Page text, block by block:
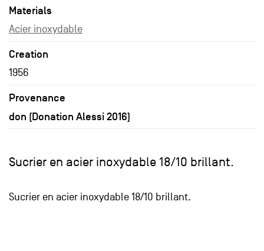
Materials
Acier inoxydable
Creation
1956
Provenance
don (Donation Alessi 2016)
Sucrier en acier inoxydable 18/10 brillant.
Sucrier en acier inoxydable 18/10 brillant.